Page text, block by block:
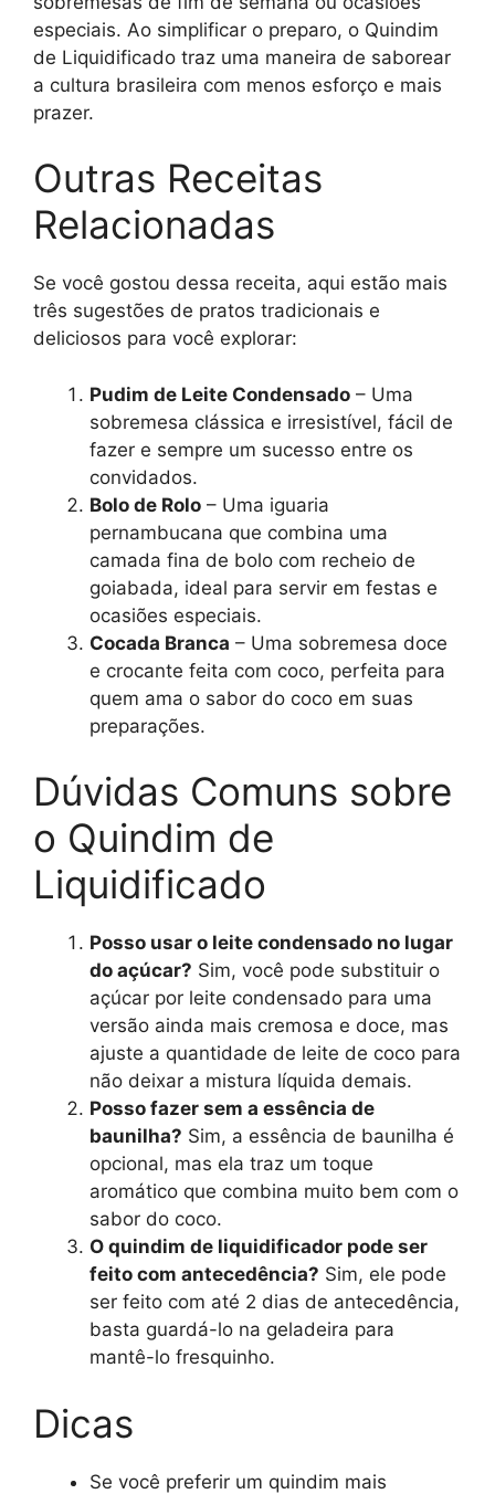
especiais. Ao simplificar o preparo, o Quindim
de Liquidificado traz uma maneira de saborear
a cultura brasileira com menos esforço e mais
prazer.
Outras Receitas
Relacionadas
Se você gostou dessa receita, aqui estão mais
três sugestões de pratos tradicionais e
deliciosos para você explorar:
Pudim de Leite Condensado – Uma
sobremesa clássica e irresistível, fácil de
fazer e sempre um sucesso entre os
convidados.
Bolo de Rolo – Uma iguaria
pernambucana que combina uma
camada fina de bolo com recheio de
goiabada, ideal para servir em festas e
ocasiões especiais.
Cocada Branca – Uma sobremesa doce
e crocante feita com coco, perfeita para
quem ama o sabor do coco em suas
preparações.
Dúvidas Comuns sobre
o Quindim de
Liquidificado
Posso usar o leite condensado no lugar
do açúcar? Sim, você pode substituir o
açúcar por leite condensado para uma
versão ainda mais cremosa e doce, mas
ajuste a quantidade de leite de coco para
não deixar a mistura líquida demais.
Posso fazer sem a essência de
baunilha? Sim, a essência de baunilha é
opcional, mas ela traz um toque
aromático que combina muito bem com o
sabor do coco.
O quindim de liquidificador pode ser
feito com antecedência? Sim, ele pode
ser feito com até 2 dias de antecedência,
basta guardá-lo na geladeira para
mantê-lo fresquinho.
Dicas
Se você preferir um quindim mais